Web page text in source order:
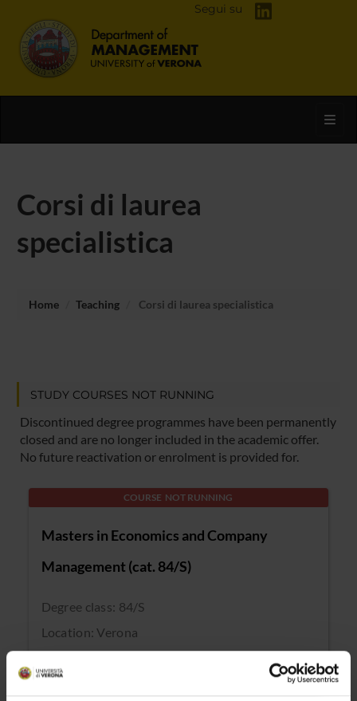
Segui su
Corsi di laurea
specialistica
Home Teaching Corsi di laurea specialistica
STUDY COURSES NOT RUNNING
Discontinued degree programmes have been permanently
closed and are no longer included in the academic offer.
No future reactivation or enrolment is provided for.
COURSE NOT RUNNING
Masters in Economics and Company
Management (cat. 84/S)
Degree class: 84/S
Location: Verona